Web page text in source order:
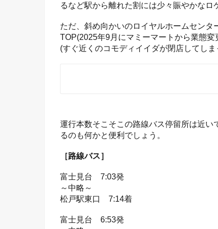
るなど駅から離れた割には少々賑やかなロ
ただ、斜め向かいのロイヤルホームセン
TOP(2025年9月にマミーマートから業態
(すぐ近くのコモディイイダが閉店してし
運行本数そこそこの路線バス停留所は近
るのも何かと便利でしょう。
［路線バス］
富士見台 7:03発
～中略～
松戸駅東口 7:14着
富士見台 6:53発